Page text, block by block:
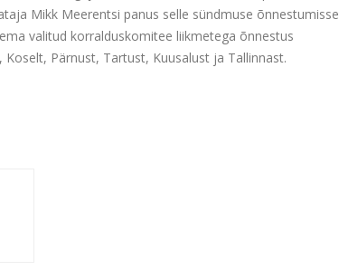
Mikk Meerentsi panus selle sündmuse õnnestumisse.
valitud korralduskomitee liikmetega õnnestus
Pärnust, Tartust, Kuusalust ja Tallinnast.